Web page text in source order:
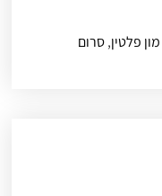
פלטין,סרום